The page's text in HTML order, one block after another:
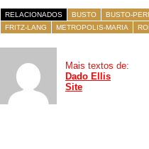
RELACIONADOS BUSTO BUSTO-
FRITZ-LANG
METROPOLIS-MARIA
Mais textos de:
Dado Ellis
Site